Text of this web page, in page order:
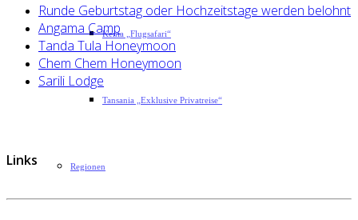
Kenia „Flugsafari“
Tansania „Exklusive Privatreise“
Regionen
Runde Geburtstag oder Hochzeitstage werden belohnt
Angama Camp
Tanda Tula Honeymoon
Chem Chem Honeymoon
Sarili Lodge
Links